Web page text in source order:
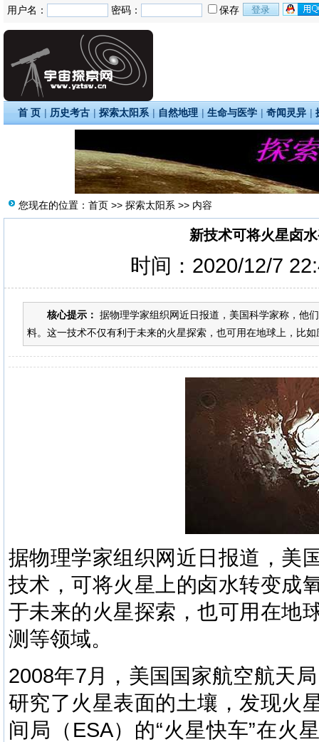
用户名： 密码： 保存
首 页 | 历史考古 | 探索太阳系 | 自然地理 | 生命与医学 | 奇闻灵异 |
您现在的位置： 首页 >> 探索太阳系 >> 内容
新技术可将火星卤
时间：2020/12/7
核心提示： 据物理学家组织网近日报道，美国科学家称，他
料。这一技术不仅有利于未来的火星探索，也可用在地球上，比
据物理学家组织网近日报道，美
技术，可将火星上的卤水转变成
于未来的火星探索，也可用在地
测等领域。
2008年7月，美国国家航空航天
研究了火星表面的土壤，发现火
间局（ESA）的“火星快车”在火